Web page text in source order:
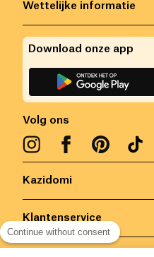
Kazidomi
Klantenservice
Wettelijke informatie
Volg ons
Download onze app
Continue without consent